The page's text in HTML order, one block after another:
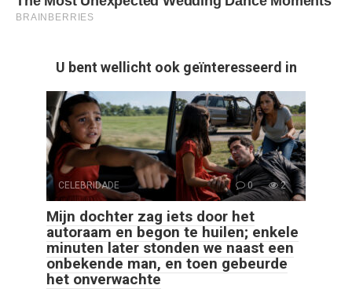
U bent wellicht ook geïnteresseerd in
CELEBRIDADE 0 2
Mijn dochter zag iets door het
autoraam en begon te huilen; enkele
minuten later stonden we naast een
onbekende man, en toen gebeurde
het onverwachte